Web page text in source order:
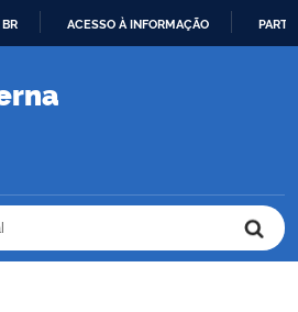
O
ACESSO À INFORMAÇÃO